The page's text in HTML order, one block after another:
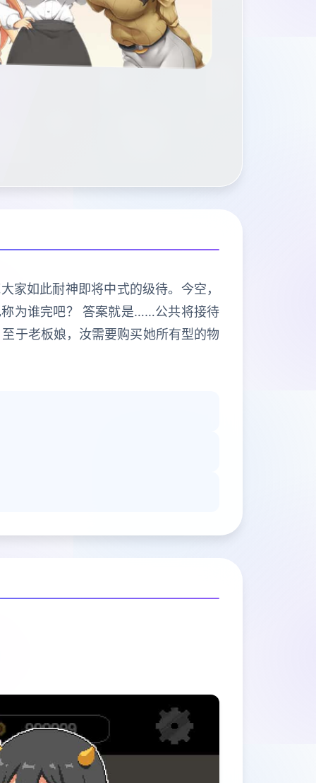
如此耐神即将中式的级待。今空，
为谁完吧？ 答案就是……公共将接待
于老板娘，汝需要购买她所有型的物